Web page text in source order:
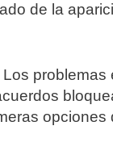
de la
opciones